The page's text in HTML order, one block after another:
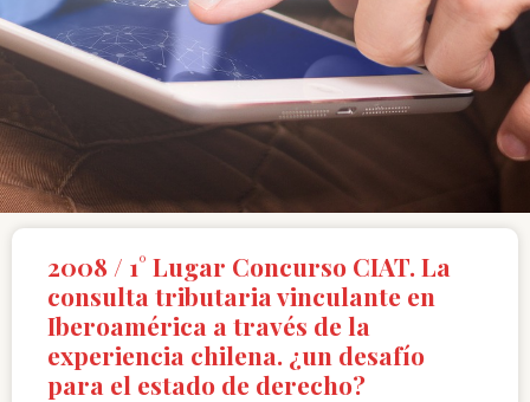
2008 / 1° Lugar Concurso CIAT. La
consulta tributaria vinculante en
Iberoamérica a través de la
experiencia chilena. ¿un desafío
para el estado de derecho?